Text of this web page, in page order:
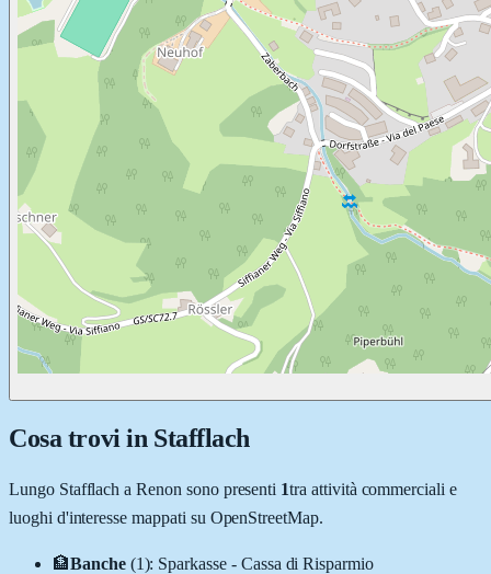
Cosa trovi in Stafflach
Lungo Stafflach aRenon sono presenti 1tra attività commerciali e
luoghi d'interesse mappati su OpenStreetMap.
🏦Banche (1): Sparkasse - Cassa di Risparmio